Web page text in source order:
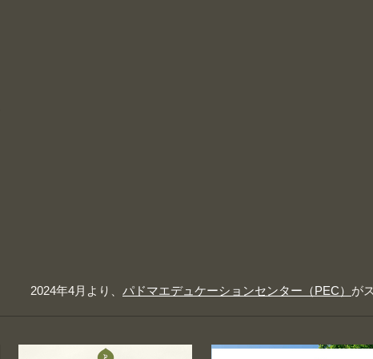
2024年4月より、 パドマエデュケーションセンター（PEC） が